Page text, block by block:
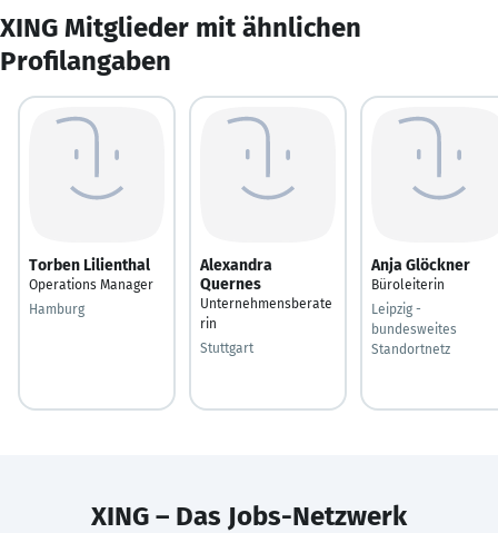
XING Mitglieder mit ähnlichen
Profilangaben
Torben Lilienthal
Operations Manager
Hamburg
Alexandra
Quernes
Unternehmensberate
rin
Stuttgart
Anja Glöckner
Büroleiterin
Leipzig -
bundesweites
Standortnetz
XING – Das Jobs-Netzwerk